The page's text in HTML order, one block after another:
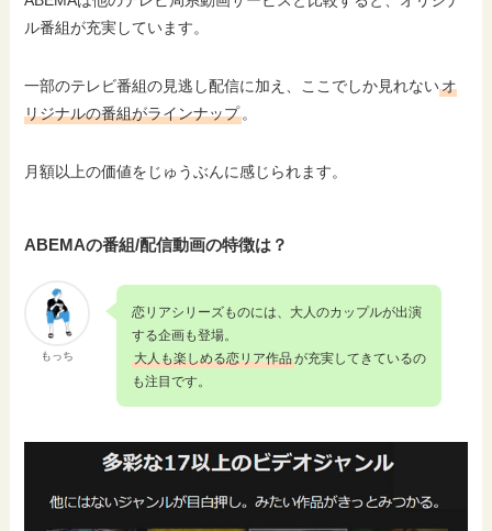
ル番組が充実しています。
一部のテレビ番組の見逃し配信に加え、ここでしか見れないオ
リジナルの番組がラインナップ。
月額以上の価値をじゅうぶんに感じられます。
ABEMAの番組/配信動画の特徴は？
もっち
恋リアシリーズものには、大人のカップルが出演
する企画も登場。
大人も楽しめる恋リア作品 が充実してきているの
も注目です。